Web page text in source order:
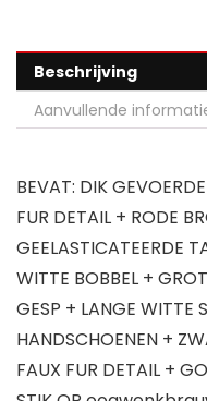
Beschrijving
Aanvullende
BEVAT: DIK
FUR DETAIL + RODE
GEELASTICATEERDE
WITTE BOBBEL +
GESP + LANGE WITTE
HANDSCHOENEN +
FAUX FUR DETAIL +